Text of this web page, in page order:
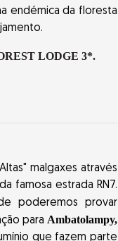
endémica da floresta
LODGE 3*.
malgaxes através
famosa estrada RN7.
poderemos provar
para Ambatolampy,
que fazem parte